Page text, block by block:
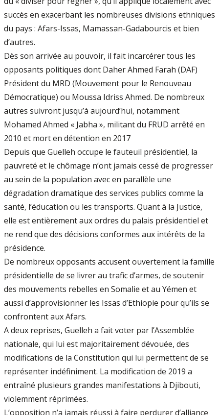
succès en exacerbant les nombreuses divisions ethniques
du pays : Afars-Issas, Mamassan-Gadabourcis et bien
d’autres.
Dès son arrivée au pouvoir, il fait incarcérer tous les
opposants politiques dont Daher Ahmed Farah (DAF)
Président du MRD (Mouvement pour le Renouveau
Démocratique) ou Moussa Idriss Ahmed. De nombreux
autres suivront jusqu’à aujourd’hui, notamment
Mohamed Ahmed « Jabha », militant du FRUD arrêté en
2010 et mort en détention en 2017
Depuis que Guelleh occupe le fauteuil présidentiel, la
pauvreté et le chômage n’ont jamais cessé de progresser
au sein de la population avec en parallèle une
dégradation dramatique des services publics comme la
santé, l’éducation ou les transports. Quant à la Justice,
elle est entièrement aux ordres du palais présidentiel et
ne rend que des décisions conformes aux intérêts de la
présidence.
De nombreux opposants accusent ouvertement la famille
présidentielle de se livrer au trafic d’armes, de soutenir
des mouvements rebelles en Somalie et au Yémen et
aussi d’approvisionner les Issas d’Ethiopie pour qu’ils se
confrontent aux Afars.
A deux reprises, Guelleh a fait voter par l’Assemblée
nationale, qui lui est majoritairement dévouée, des
modifications de la Constitution qui lui permettent de se
représenter indéfiniment. La modification de 2019 a
entraîné plusieurs grandes manifestations à Djibouti,
violemment réprimées.
L’opposition n’a jamais réussi à faire perdurer d’alliance